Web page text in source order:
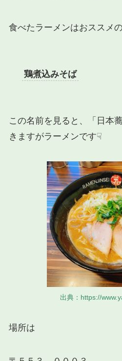
食べたラーメンはおススメ
鶏煮込みそば
この名前を見ると、「日本
きますがラーメンです☟
出典：https://
場所は